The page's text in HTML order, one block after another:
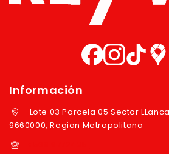
Información
Lote 03 Parcela 05 Sector
9660000, Region Metropolitana